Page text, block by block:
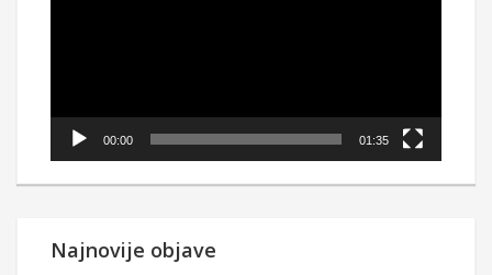
00:00 01:35
Najnovije objave